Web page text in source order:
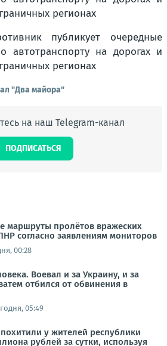
"Два майора"
на наш Telegram-канал
ПОДПИСАТЬСЯ
маршруты пролётов вражеских
согласно заявлениям мониторов
00:28
Воевал и за Украину, и за
отбился от обвинения в
05:49
у жителей республики
рублей за сутки, используя